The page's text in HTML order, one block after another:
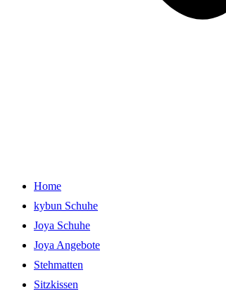
Home
kybun Schuhe
Joya Schuhe
Joya Angebote
Stehmatten
Sitzkissen